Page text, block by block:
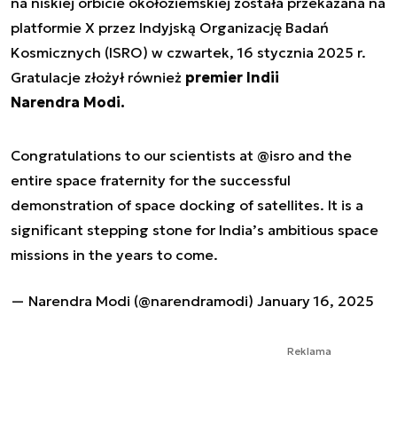
platformie X przez Indyjską Organizację Badań
Kosmicznych (ISRO) w czwartek, 16 stycznia 2025 r.
Gratulacje złożył również premier Indii
Narendra Modi.
Congratulations to our scientists at @isro and the
entire space fraternity for the successful
demonstration of space docking of satellites. It is a
significant stepping stone for India’s ambitious space
missions in the years to come.
— Narendra Modi (@narendramodi) January 16, 2025
Reklama